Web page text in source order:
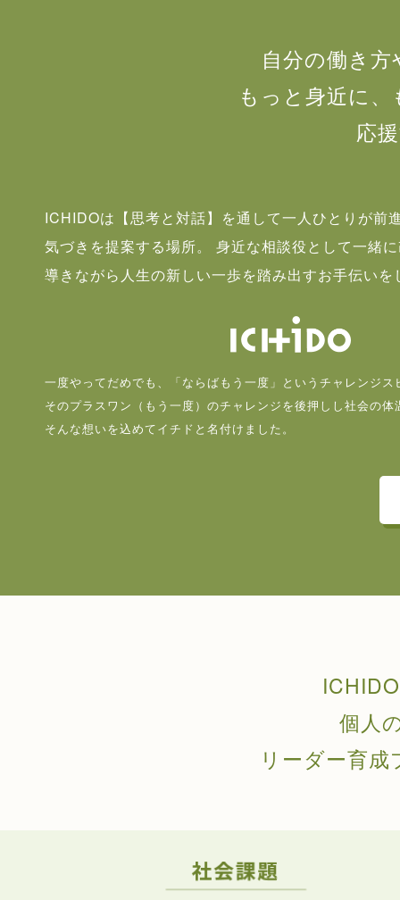
自分の働き
もっと身近に
応
ICHIDOは【思考と対話】を通して一人ひとりが前
気づきを提案する場所。 身近な相談役として一緒
導きながら人生の新しい一歩を踏み出すお手伝いを
一度やってだめでも、「ならばもう一度」というチャレンジス
そのプラスワン（もう一度）のチャレンジを後押しし社会の
そんな想いを込めてイチドと名付けました。
個人
リーダー育